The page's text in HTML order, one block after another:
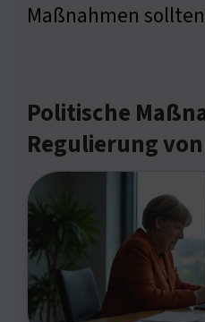
Maßnahmen
Politische
Regulierung